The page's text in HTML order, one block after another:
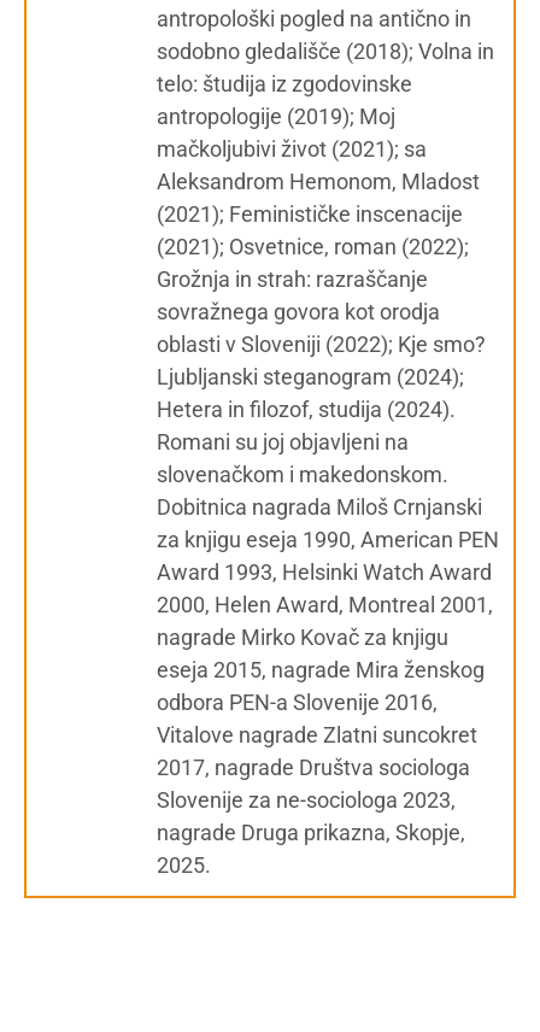
antropološki pogled na antično in
sodobno gledališče (2018); Volna in
telo: študija iz zgodovinske
antropologije (2019); Moj
mačkoljubivi život (2021); sa
Aleksandrom Hemonom, Mladost
(2021); Feminističke inscenacije
(2021); Osvetnice, roman (2022);
Grožnja in strah: razraščanje
sovražnega govora kot orodja
oblasti v Sloveniji (2022); Kje smo?
Ljubljanski steganogram (2024);
Hetera in filozof, studija (2024).
Romani su joj objavljeni na
slovenačkom i makedonskom.
Dobitnica nagrada Miloš Crnjanski
za knjigu eseja 1990, American PEN
Award 1993, Helsinki Watch Award
2000, Helen Award, Montreal 2001,
nagrade Mirko Kovač za knjigu
eseja 2015, nagrade Mira ženskog
odbora PEN-a Slovenije 2016,
Vitalove nagrade Zlatni suncokret
2017, nagrade Društva sociologa
Slovenije za ne-sociologa 2023,
nagrade Druga prikazna, Skopje,
2025.